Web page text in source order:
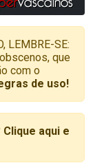
LEMBRE-SE:
que
com o
de uso!
Clique aqui e